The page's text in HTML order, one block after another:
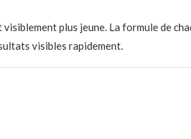
plus jeune. La formule de
visibles rapidement.